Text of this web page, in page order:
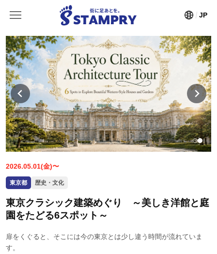
JP
2026.05.01(金)〜
東京都 歴史・文化
東京クラシック建築めぐり ～美しき洋館と庭
園をたどる6スポット～
扉をくぐると、そこには今の東京とは少し違う時間が流れていま
す。